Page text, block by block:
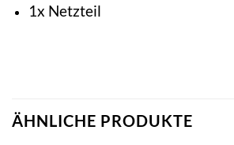
1x Netzteil
ÄHNLICHE PRODUKTE